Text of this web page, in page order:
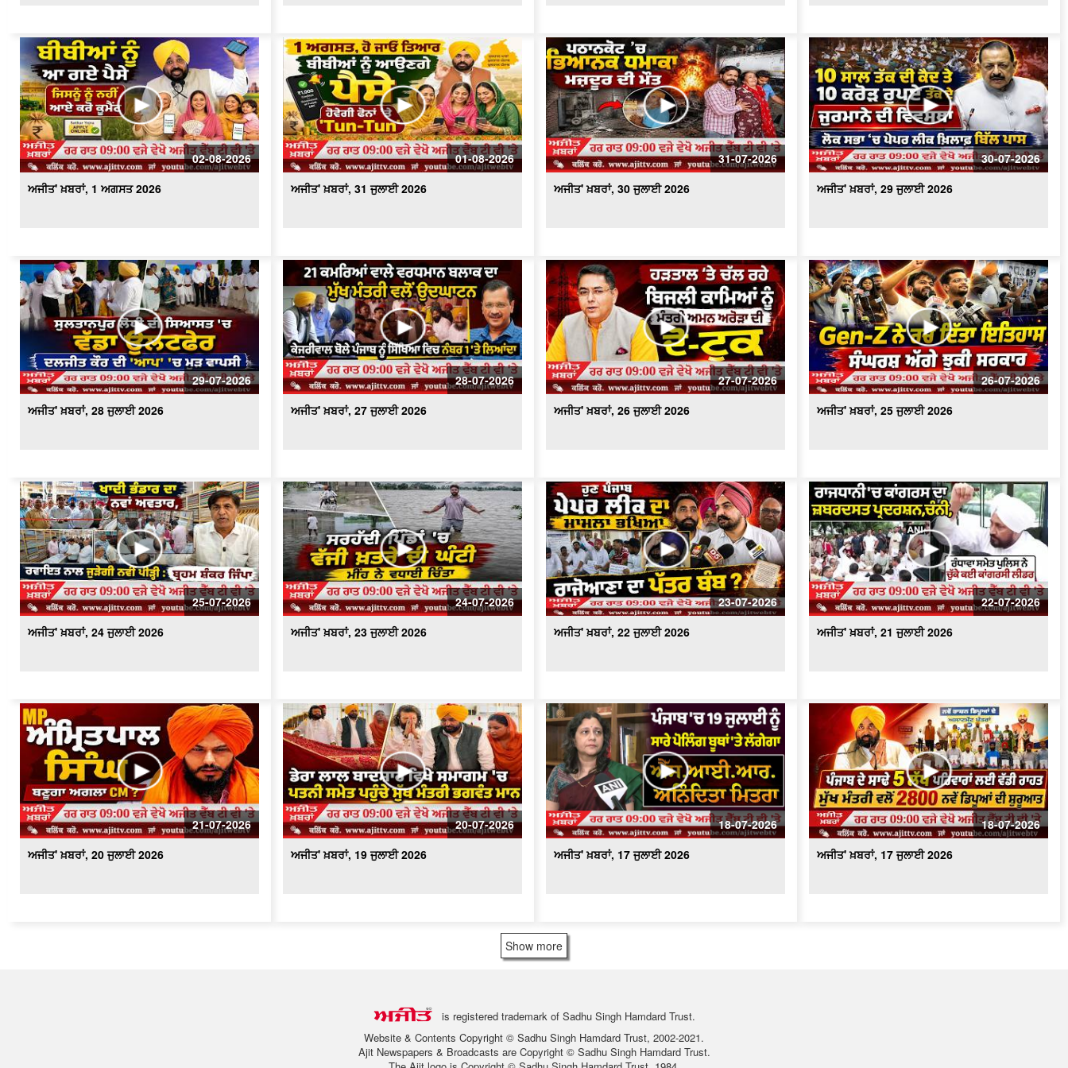
ਅਜੀਤ' ਖ਼ਬਰਾਂ, 24 ਜੁਲਾਈ 2026
ਅਜੀਤ' ਖ਼ਬਰਾਂ, 23 ਜੁਲਾਈ 2026
ਅਜੀਤ' ਖ਼ਬਰਾਂ, 22 ਜੁਲਾਈ 2026
ਅਜੀਤ' ਖ਼ਬਰਾਂ, 21 ਜੁਲਾਈ 2026
ਅਜੀਤ' ਖ਼ਬਰਾਂ, 19 ਜੁਲਾਈ 2026
ਅਜੀਤ' ਖ਼ਬਰਾਂ, 17 ਜੁਲਾਈ 2026
ਅਜੀਤ' ਖ਼ਬਰਾਂ, 17 ਜੁਲਾਈ 2026
02-08-2026
ਅਜੀਤ' ਖ਼ਬਰਾਂ, 1 ਅਗਸਤ 2026
01-08-2026
ਅਜੀਤ' ਖ਼ਬਰਾਂ, 31 ਜੁਲਾਈ 2026
31-07-2026
ਅਜੀਤ' ਖ਼ਬਰਾਂ, 30 ਜੁਲਾਈ 2026
30-07-2026
ਅਜੀਤ' ਖ਼ਬਰਾਂ, 29 ਜੁਲਾਈ 2026
29-07-2026
ਅਜੀਤ' ਖ਼ਬਰਾਂ, 28 ਜੁਲਾਈ 2026
28-07-2026
ਅਜੀਤ' ਖ਼ਬਰਾਂ, 27 ਜੁਲਾਈ 2026
27-07-2026
ਅਜੀਤ' ਖ਼ਬਰਾਂ, 26 ਜੁਲਾਈ 2026
26-07-2026
ਅਜੀਤ' ਖ਼ਬਰਾਂ, 25 ਜੁਲਾਈ 2026
25-07-2026
ਅਜੀਤ' ਖ਼ਬਰਾਂ, 24 ਜੁਲਾਈ 2026
24-07-2026
ਅਜੀਤ' ਖ਼ਬਰਾਂ, 23 ਜੁਲਾਈ 2026
23-07-2026
ਅਜੀਤ' ਖ਼ਬਰਾਂ, 22 ਜੁਲਾਈ 2026
22-07-2026
ਅਜੀਤ' ਖ਼ਬਰਾਂ, 21 ਜੁਲਾਈ 2026
21-07-2026
ਅਜੀਤ' ਖ਼ਬਰਾਂ, 20 ਜੁਲਾਈ 2026
20-07-2026
ਅਜੀਤ' ਖ਼ਬਰਾਂ, 19 ਜੁਲਾਈ 2026
18-07-2026
ਅਜੀਤ' ਖ਼ਬਰਾਂ, 17 ਜੁਲਾਈ 2026
18-07-2026
ਅਜੀਤ' ਖ਼ਬਰਾਂ, 17 ਜੁਲਾਈ 2026
Show more
is registered trademark of Sadhu Singh Hamdard Trust.
Website & Contents Copyright © Sadhu Singh Hamdard Trust, 2002-2021.
Ajit Newspapers & Broadcasts are Copyright © Sadhu Singh Hamdard Trust.